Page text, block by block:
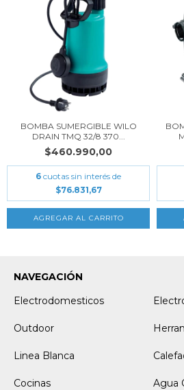
BOMBA SUMERGIBLE WILO
DRAIN TMQ 32/8 370...
$460.990,00
6 cuotas sin interés de
$76.831,67
NAVEGACIÓN
Electrodomesticos
Outdoor
Linea Blanca
Cocinas Agua